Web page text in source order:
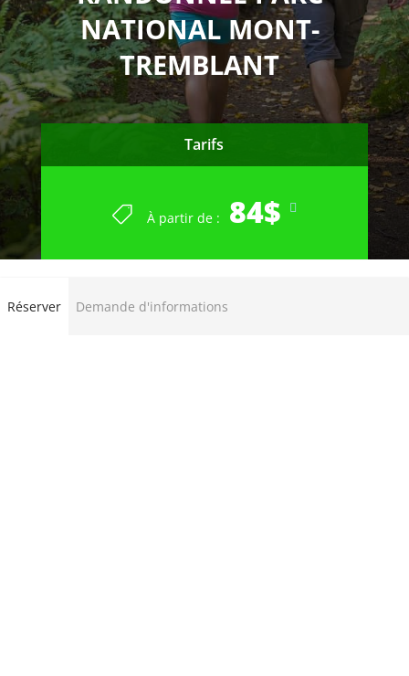
NATIONAL MONT-
TREMBLANT
Tarifs
À partir de : 84$
Réserver Demande d'informations